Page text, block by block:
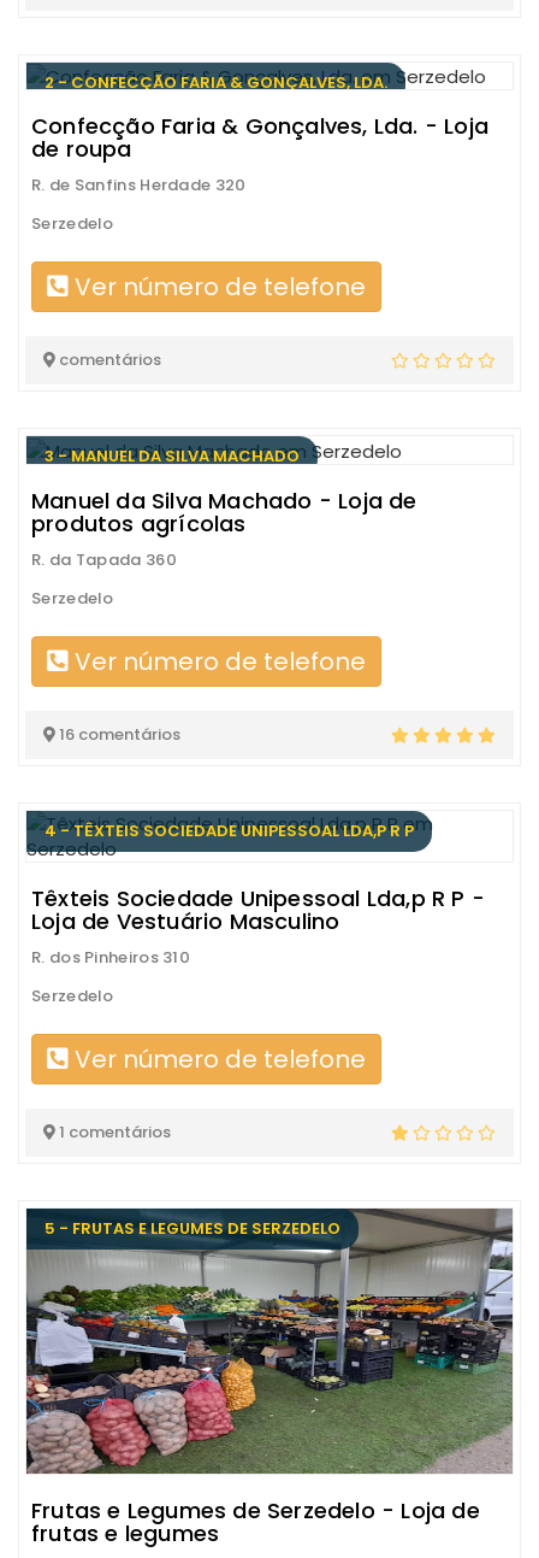
2 - CONFECÇÃO FARIA & GONÇALVES, LDA.
Confecção Faria & Gonçalves, Lda. - Loja
de roupa
R. de Sanfins Herdade 320
Serzedelo
Ver número de telefone
comentários
3 - MANUEL DA SILVA MACHADO
Manuel da Silva Machado - Loja de
produtos agrícolas
R. da Tapada 360
Serzedelo
Ver número de telefone
16 comentários
4 - TÊXTEIS SOCIEDADE UNIPESSOAL LDA,P R P
Têxteis Sociedade Unipessoal Lda,p R P -
Loja de Vestuário Masculino
R. dos Pinheiros 310
Serzedelo
Ver número de telefone
1 comentários
5 - FRUTAS E LEGUMES DE SERZEDELO
Frutas e Legumes de Serzedelo - Loja de
frutas e legumes